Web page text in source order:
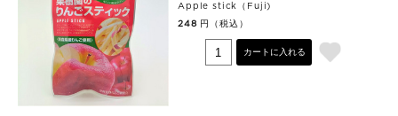
Apple stick（Fuji)
248 円（税込）
カートに入れる